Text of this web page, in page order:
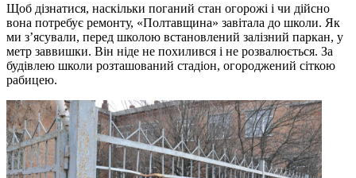
Щоб дізнатися, наскільки поганий стан огорожі і чи дійсно
вона потребує ремонту, «Полтавщина» завітала до школи. Як
ми з’ясували, перед школою встановлений залізний паркан, у
метр заввишки. Він ніде не похилився і не розвалюється. За
будівлею школи розташований стадіон, огороджений сіткою
рабицею.